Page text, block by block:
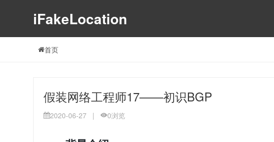
iFakeLocation
首页
假装网络工程师17——初识BGP
2020-06-27 | 0浏览